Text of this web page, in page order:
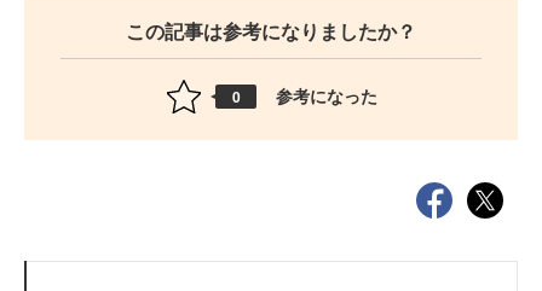
この記事は参考になりましたか？
0 参考になった